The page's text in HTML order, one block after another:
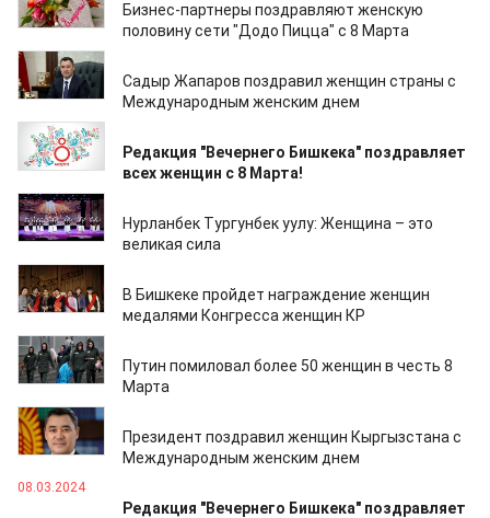
Бизнес-партнеры поздравляют женскую
половину сети "Додо Пицца" с 8 Марта
08.03.2025
Садыр Жапаров поздравил женщин страны с
Международным женским днем
08.03.2025
Редакция "Вечернего Бишкека" поздравляет
всех женщин с 8 Марта!
06.03.2025
Нурланбек Тургунбек уулу: Женщина – это
великая сила
26.02.2025
В Бишкеке пройдет награждение женщин
медалями Конгресса женщин КР
09.03.2024
Путин помиловал более 50 женщин в честь 8
Марта
08.03.2024
Президент поздравил женщин Кыргызстана с
Международным женским днем
08.03.2024
Редакция "Вечернего Бишкека" поздравляет